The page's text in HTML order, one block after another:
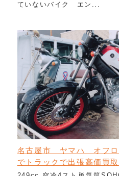
ていないバイク エン...
名古屋市 ヤマハ オフ
でトラックで出張高価買取